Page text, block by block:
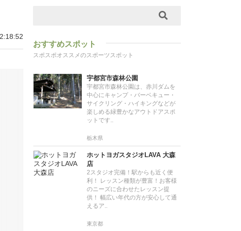
おすすめスポット
スポスポオススメのスポーツスポット
宇都宮市森林公園
宇都宮市森林公園は、赤川ダムを
中心にキャンプ・バーベキュー・
サイクリング・ハイキングなどが
楽しめる緑豊かなアウトドアスポ
ットです..
栃木県
ホットヨガスタジオLAVA 大森
店
2スタジオ完備！駅からも近く便
利！ レッスン種類が豊富！お客様
のニーズに合わせたレッスン提
供！ 幅広い年代の方が安心して通
えるア..
東京都